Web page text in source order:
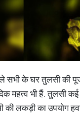
सभी के घर तुलसी की
महत्व भी हैं. तुलसी कई
लकड़ी का उपयोग